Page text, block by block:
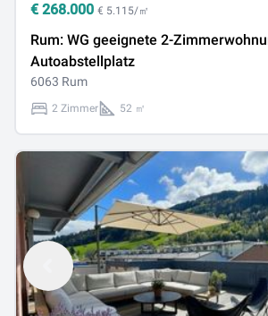
€ 268.000 € 5.115/㎡
Rum: WG geeignete 2-
Autoabstellplatz
6063 Rum
2 Zimmer 52 ㎡